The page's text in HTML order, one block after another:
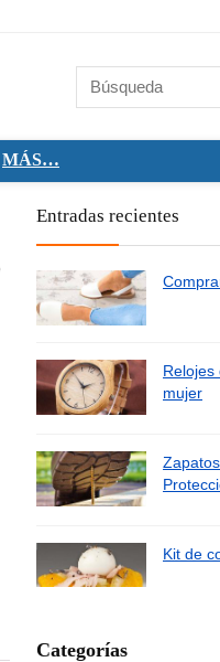
MÁS…
Entradas recientes
mujer
Kit de
Categorías